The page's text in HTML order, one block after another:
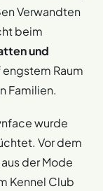
Verwandten
beim
und
Raum
Familien.
wurde
Vor dem
der Mode
Kennel Club